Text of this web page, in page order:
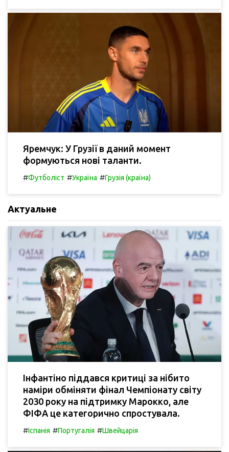
Яремчук: У Грузії в даний момент
формуються нові таланти.
#Футболіст #Україна #Грузія (країна)
Актуальне
Інфантіно піддався критиці за нібито
наміри обміняти фінал Чемпіонату світу
2030 року на підтримку Марокко, але
ФІФА це категорично спростувала.
#Іспанія #Португалія #Швейцарія